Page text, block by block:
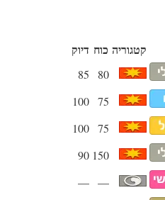
קטגוריה כוח דיוק
80
85
75
100
75
100
150
90
—
—